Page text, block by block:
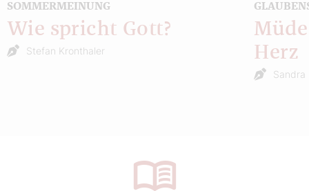
SOMMERMEINUNG
Wie spricht Gott?
Stefan Kronthaler
Herz
Sandra